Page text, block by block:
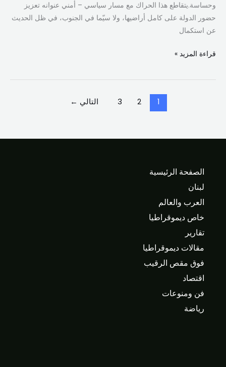
وحساسة.يتقاطع هذا الحراك مع مسار سياسي – أمني عنوانه تعزيز
حضور الدولة على كامل أراضيها، ولا سيّما في الجنوب، في ظل الحديث
عن استكمال
قراءة المزيد »
1
2
3 التالي ←
الصفحة الرئيسية
لبنان
العرب والعالم
خاص ديموقراطيا
تقارير
مقالات ديموقراطيا
فوق مقص الرقيب
اقتصاد
فن ومنوعات
رياضة